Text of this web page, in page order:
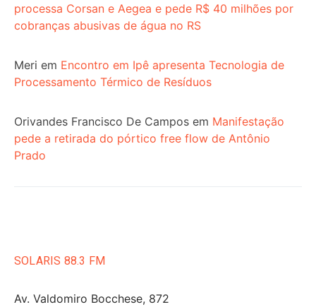
processa Corsan e Aegea e pede R$ 40 milhões por
cobranças abusivas de água no RS
Meri em Encontro em Ipê apresenta Tecnologia de
Processamento Térmico de Resíduos
Orivandes Francisco De Campos em Manifestação
pede a retirada do pórtico free flow de Antônio
Prado
SOLARIS 88.3 FM
Av. Valdomiro Bocchese, 872